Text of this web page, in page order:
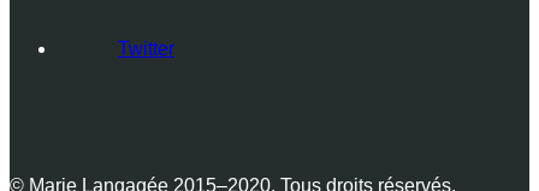
Twitter
© Marie Langagée 2015–2020. Tous droits réservés.